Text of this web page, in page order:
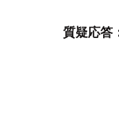
質疑応答